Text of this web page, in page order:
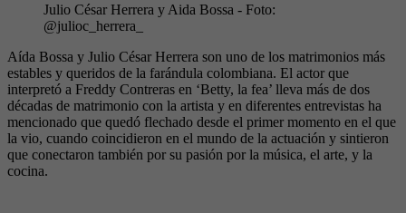
Julio César Herrera y Aida Bossa - Foto:
@julioc_herrera_
Aída Bossa y Julio César Herrera son uno de los matrimonios más
estables y queridos de la farándula colombiana. El actor que
interpretó a Freddy Contreras en ‘Betty, la fea’ lleva más de dos
décadas de matrimonio con la artista y en diferentes entrevistas ha
mencionado que quedó flechado desde el primer momento en el que
la vio, cuando coincidieron en el mundo de la actuación y sintieron
que conectaron también por su pasión por la música, el arte, y la
cocina.